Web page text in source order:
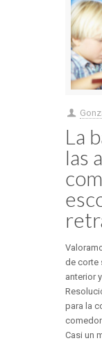
La
las
de corte
anterior
para la
Casi un